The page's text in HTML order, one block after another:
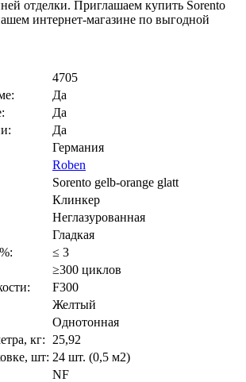
отделки. Приглашаем купить Sorento
интернет-магазине по выгодной
4705
Да
Да
Да
Германия
Roben
Sorento gelb-orange glatt
Клинкер
Неглазурованная
Гладкая
≤ 3
≥300 циклов
F300
Желтый
Однотонная
кг:
25,92
шт: 24 шт. (0,5 м2)
NF